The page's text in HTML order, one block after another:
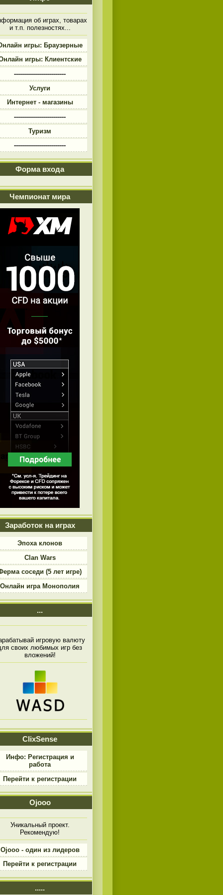
об играх, товарах
и т.п. полезностях...
игры: Браузерные
игры: Клиентские
--------------------------
Услуги
Интернет - магазины
--------------------------
Туризм
--------------------------
Форма входа
Чемпионат мира
Заработок на играх
Эпоха клонов
Clan Wars
соседи (5 лет игре)
Онлайн игра Монополия
...
игровую валюту
своих любимых игр без
вложений!
ClixSense
Инфо: Регистрация и
работа
Перейти к регистрации
Ojooo
Уникальный проект.
Рекомендую!
Ojooo - один из лидеров
Перейти к регистрации
.....